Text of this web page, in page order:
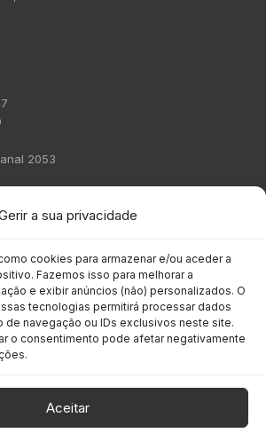
a sua privacidade
cookies para armazenar e/ou aceder a
Fazemos isso para melhorar a
e exibir anúncios (não) personalizados. O
tecnologias permitirá processar dados
de navegação ou IDs exclusivos neste site.
o consentimento pode afetar negativamente
Aceitar
2053
marcas a milhões de investidores